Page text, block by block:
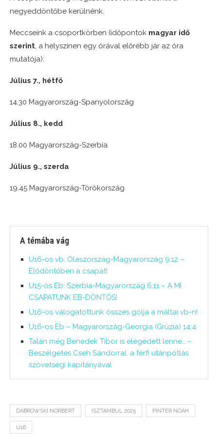
negyeddöntőbe kerülnénk.
Meccseink a csoportkörben (időpontok magyar idő
szerint, a helyszínen egy órával előrébb jár az óra
mutatója):
Július 7., hétfő
14.30 Magyarország-Spanyolország
Július 8., kedd
18.00 Magyarország-Szerbia
Július 9., szerda
19.45 Magyarország-Törökország
A témába vág
U16-os vb: Olaszország-Magyarország 9:12 –
Elődöntőben a csapat!
U15-ös Eb: Szerbia-Magyarország 6:11 – A MI
CSAPATUNK EB-DÖNTŐS!
U16-os válogatottunk összes gólja a máltai vb-n!
U16-os Eb – Magyarország-Georgia (Grúzia) 14:4
Talán még Benedek Tibor is elégedett lenne… –
Beszélgetés Cseh Sándorral, a férfi utánpótlás
szövetségi kapitányával
DABROWSKI NORBERT ISZTAMBUL 2025 PINTÉR NOAH
U16